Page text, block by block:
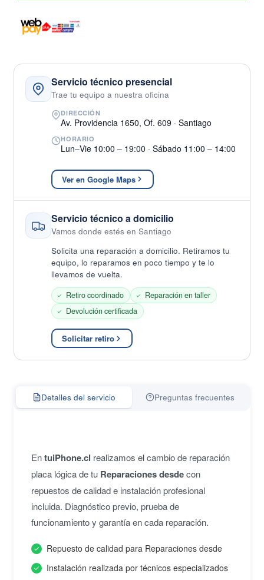
Servicio técnico presencial
Trae tu equipo a nuestra oficina
DIRECCIÓN
Av. Providencia 1650, Of. 609 · Santiago
HORARIO
Lun–Vie 10:00 – 19:00 · Sábado 11:00 – 14:00
Ver en Google Maps
Servicio técnico a domicilio
Vamos donde estés en Santiago
Solicita una reparación a domicilio. Retiramos tu
equipo, lo reparamos en poco tiempo y te lo
llevamos de vuelta.
Retiro coordinado
Reparación en taller
Devolución certificada
Solicitar retiro
Detalles del servicio Preguntas frecuentes
EntuiPhone.cl realizamos el cambio de reparación
placa lógica de tu Reparaciones desdecon
repuestos de calidad e instalación profesional
incluida. Diagnóstico previo, prueba de
funcionamiento y garantía en cada reparación.
Repuesto de calidad para Reparaciones desde
Instalación realizada por técnicos especializados